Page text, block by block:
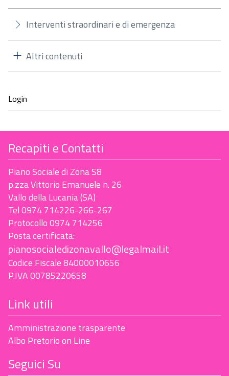
Interventi straordinari e di emergenza
Altri contenuti
Recapiti e Contatti
Piano Sociale di Zona S8
p.zza Vittorio Emanuele n. 26
Vallo della Lucania (SA)
Tel 0974 714226-266-267
Protocollo 0974 714256
Posta certificata:
pianosocialedizonavallo@legalmail.it
Codice Fiscale 84000010656
P.IVA 00785220658
Link utili
Amministrazione trasparente
Albo Pretorio on Line
Seguici Su